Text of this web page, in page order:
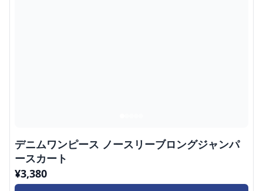
デニムワンピース ノースリーブロングジャンパ
ースカート
¥3,380